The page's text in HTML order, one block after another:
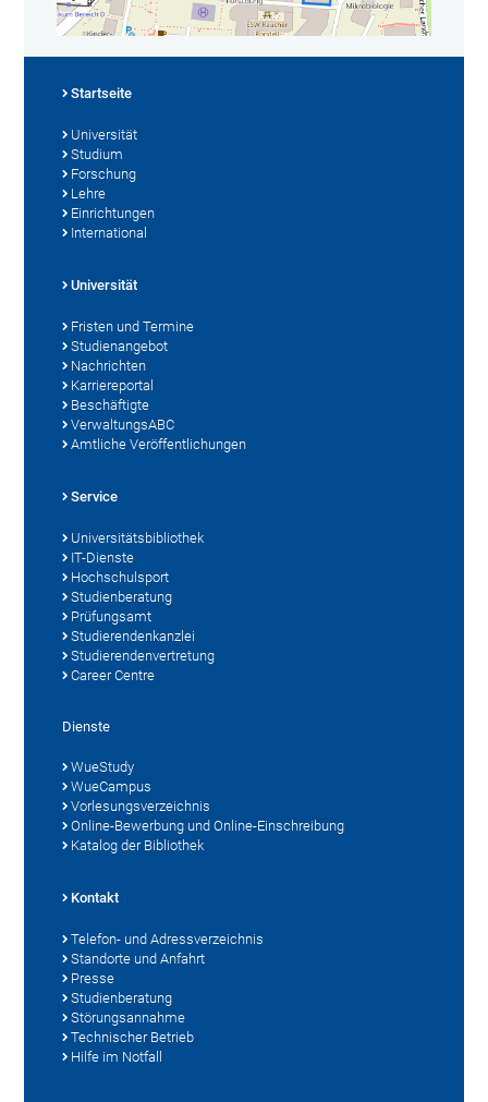
Startseite
Universität
Studium
Forschung
Lehre
Einrichtungen
International
Universität
Fristen und Termine
Studienangebot
Nachrichten
Karriereportal
Beschäftigte
VerwaltungsABC
Amtliche Veröffentlichungen
Service
Universitätsbibliothek
IT-Dienste
Hochschulsport
Studienberatung
Prüfungsamt
Studierendenkanzlei
Studierendenvertretung
Career Centre
Dienste
WueStudy
WueCampus
Vorlesungsverzeichnis
Online-Bewerbung und Online-Einschreibung
Katalog der Bibliothek
Kontakt
Telefon- und Adressverzeichnis
Standorte und Anfahrt
Presse
Studienberatung
Störungsannahme
Technischer Betrieb
Hilfe im Notfall